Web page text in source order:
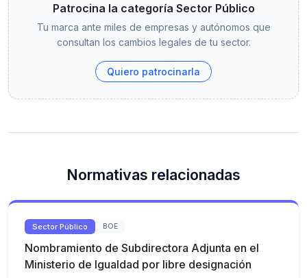
Patrocina la categoría Sector Público
Tu marca ante miles de empresas y autónomos que
consultan los cambios legales de tu sector.
Quiero patrocinarla
Normativas relacionadas
Sector Público BOE
Nombramiento de Subdirectora Adjunta en el
Ministerio de Igualdad por libre designación